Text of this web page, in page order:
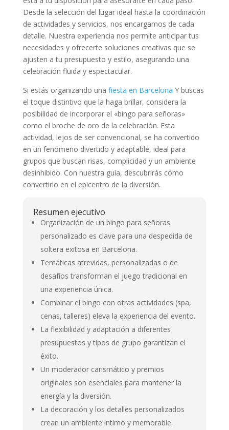
Desde la selección del lugar ideal hasta la coordinación
de actividades y servicios, nos encargamos de cada
detalle. Nuestra experiencia nos permite anticipar tus
necesidades y ofrecerte soluciones creativas que se
ajusten a tu presupuesto y estilo, asegurando una
celebración fluida y espectacular.
Si estás organizando una fiesta en Barcelona Y buscas
el toque distintivo que la haga brillar, considera la
posibilidad de incorporar el «bingo para señoras»
como el broche de oro de la celebración. Esta
actividad, lejos de ser convencional, se ha convertido
en un fenómeno divertido y adaptable, ideal para
grupos que buscan risas, complicidad y un ambiente
desinhibido. Con nuestra guía, descubrirás cómo
convertirlo en el epicentro de la diversión.
Resumen ejecutivo
Organización de un bingo para señoras
personalizado es clave para una despedida de
soltera exitosa en Barcelona.
Temáticas atrevidas, personalizadas o de
desafíos transforman el juego tradicional en
una experiencia única.
Combinar el bingo con otras actividades (spa,
cenas, talleres) eleva la experiencia del evento.
La flexibilidad y adaptación a diferentes
presupuestos y tipos de grupo garantizan el
éxito.
Un moderador carismático y premios
originales son esenciales para mantener la
energía y la diversión.
La decoración y los detalles personalizados
crean un ambiente íntimo y memorable.